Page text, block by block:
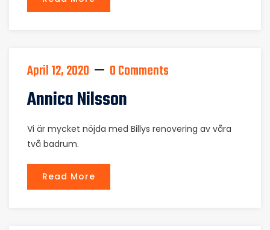
April 12, 2020 0 Comments
Annica Nilsson
Vi är mycket nöjda med Billys renovering av våra
två badrum.
Read More